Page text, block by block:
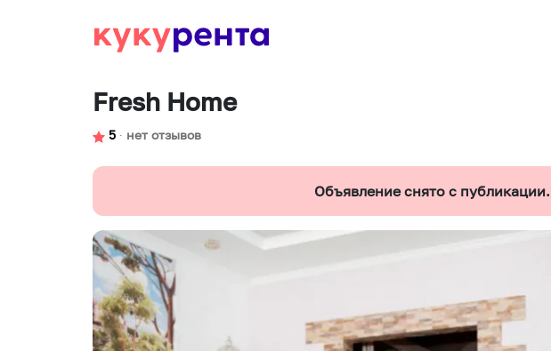
Fresh Home
5 ∙ нет отзывов
Объявление снято с публикации.